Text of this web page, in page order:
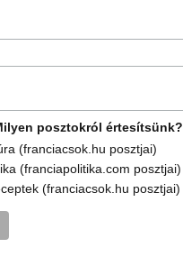
posztokról értesítsünk?
(franciacsok.hu posztjai)
(franciapolitika.com posztjai)
(franciacsok.hu posztjai)